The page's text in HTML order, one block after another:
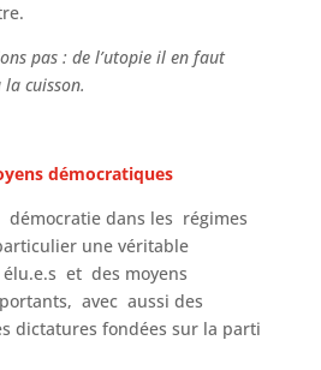
pas : de l’utopie il en faut
cuisson.
démocratiques
démocratie dans les régimes
une véritable
et des moyens
avec aussi des
dictatures fondées sur la parti